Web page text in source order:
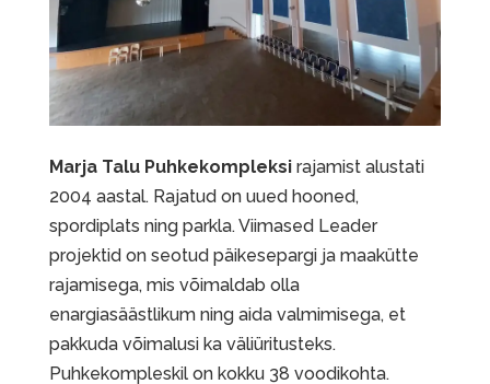
Marja Talu Puhkekompleksirajamist alustati
2004 aastal. Rajatud on uued hooned,
spordiplats ning parkla. Viimased Leader
projektid on seotud päikesepargi ja maakütte
rajamisega, mis võimaldab olla
enargiasäästlikum ning aida valmimisega, et
pakkuda võimalusi ka väliüritusteks.
Puhkekompleskil on kokku 38 voodikohta.